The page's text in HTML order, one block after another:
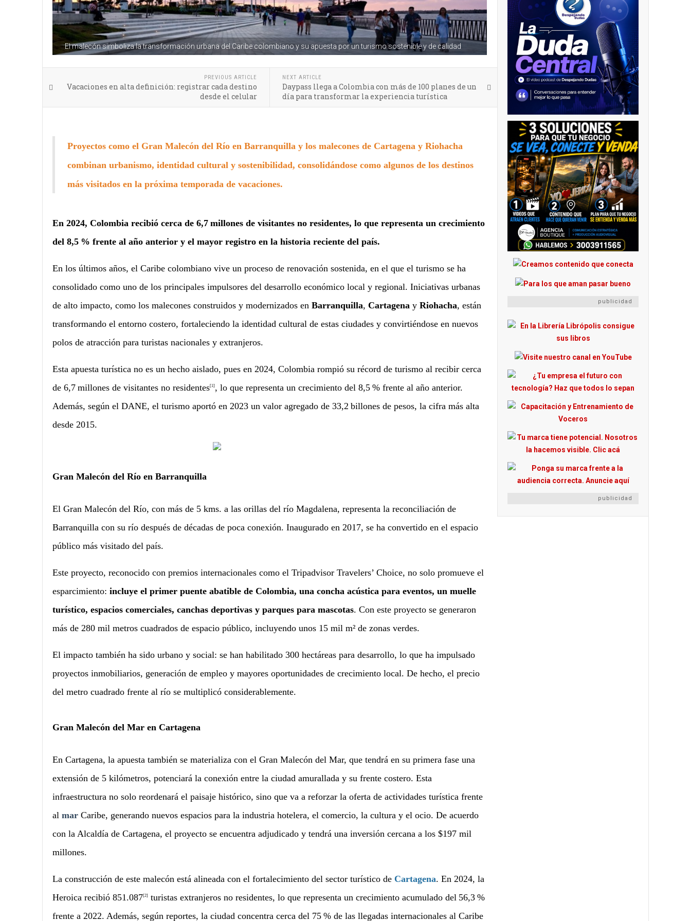
El malecón simboliza la transformación urbana del Caribe colombiano y su apuesta por un turismo sostenible y de calidad
PREVIOUS ARTICLE
Vacaciones en alta definición: registrar cada destino
desde el celular
NEXT ARTICLE
Daypass llega a Colombia con más de 100 planes de un
día para transformar la experiencia turística
Proyectos como el Gran Malecón del Río en Barranquilla y los malecones de Cartagena y Riohacha
combinan urbanismo, identidad cultural y sostenibilidad, consolidándose como algunos de los destinos
más visitados en la próxima temporada de vacaciones.
En 2024, Colombia recibió cerca de 6,7 millones de visitantes no residentes, lo que representa un crecimiento
del 8,5 % frente al año anterior y el mayor registro en la historia reciente del país.
En los últimos años, el Caribe colombiano vive un proceso de renovación sostenida, en el que el turismo se ha
consolidado como uno de los principales impulsores del desarrollo económico local y regional. Iniciativas urbanas
de alto impacto, como los malecones construidos y modernizados en Barranquilla, Cartagena y Riohacha, están
transformando el entorno costero, fortaleciendo la identidad cultural de estas ciudades y convirtiéndose en nuevos
polos de atracción para turistas nacionales y extranjeros.
Esta apuesta turística no es un hecho aislado, pues en 2024, Colombia rompió su récord de turismo al recibir cerca
de 6,7 millones de visitantes no residentes[1] , lo que representa un crecimiento del 8,5 % frente al año anterior.
Además, según el DANE, el turismo aportó en 2023 un valor agregado de 33,2 billones de pesos, la cifra más alta
desde 2015.
Gran Malecón del Río en Barranquilla
El Gran Malecón del Río, con más de 5 kms. a las orillas del río Magdalena, representa la reconciliación de
Barranquilla con su río después de décadas de poca conexión. Inaugurado en 2017, se ha convertido en el espacio
público más visitado del país.
Este proyecto, reconocido con premios internacionales como el Tripadvisor Travelers’ Choice, no solo promueve el
esparcimiento: incluye el primer puente abatible de Colombia, una concha acústica para eventos, un muelle
turístico, espacios comerciales, canchas deportivas y parques para mascotas. Con este proyecto se generaron
más de 280 mil metros cuadrados de espacio público, incluyendo unos 15 mil m² de zonas verdes.
El impacto también ha sido urbano y social: se han habilitado 300 hectáreas para desarrollo, lo que ha impulsado
proyectos inmobiliarios, generación de empleo y mayores oportunidades de crecimiento local. De hecho, el precio
del metro cuadrado frente al río se multiplicó considerablemente.
Gran Malecón del Mar en Cartagena
En Cartagena, la apuesta también se materializa con el Gran Malecón del Mar, que tendrá en su primera fase una
extensión de 5 kilómetros, potenciará la conexión entre la ciudad amurallada y su frente costero. Esta
infraestructura no solo reordenará el paisaje histórico, sino que va a reforzar la oferta de actividades turística frente
al mar Caribe, generando nuevos espacios para la industria hotelera, el comercio, la cultura y el ocio. De acuerdo
con la Alcaldía de Cartagena, el proyecto se encuentra adjudicado y tendrá una inversión cercana a los $197 mil
millones.
La construcción de este malecón está alineada con el fortalecimiento del sector turístico de Cartagena. En 2024, la
Heroica recibió 851.087[2]
turistas extranjeros no residentes, lo que representa un crecimiento acumulado del 56,3 %
frente a 2022. Además, según reportes, la ciudad concentra cerca del 75 % de las llegadas internacionales al Caribe
publicidad
publicidad